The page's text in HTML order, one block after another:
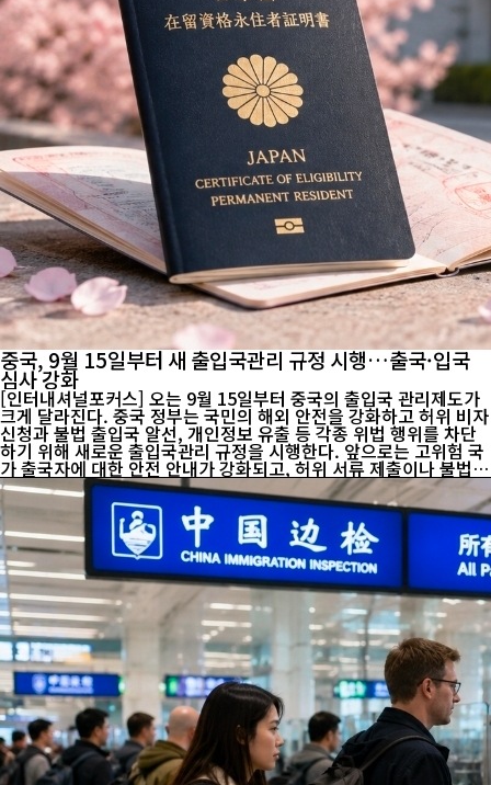
중국, 9월 15일부터 새 출입국관리 규정 시행…출국·입국
심사 강화
[인터내셔널포커스] 오는 9월 15일부터 중국의 출입국 관리제도가
크게 달라진다. 중국 정부는 국민의 해외 안전을 강화하고 허위 비자
신청과 불법 출입국 알선, 개인정보 유출 등 각종 위법 행위를 차단
하기 위해 새로운 출입국관리 규정을 시행한다. 앞으로는 고위험 국
가 출국자에 대한 안전 안내가 강화되고, 허위 서류 제출이나 불법
중개 행위에 대한 처벌도 한층 엄격해질 전망이다. 중국 국무원이 발
표한 새 규정은 출국·입국 심사뿐 아니라 비자 발급, 체류 관리, 출입
국 중개업 운영 기준까지 폭넓게 정비한 것이 특징이다. 이번 제도의
핵심은 ▲중국 국민의 해외 안전관리 강화 ▲출입국 신청의 진위 확
인 강화 ▲외국인의 입국 심사 강화 ▲출입국 중개업 관리체계 구축
등 네 가지로 요약된다. 우선 정부는 해외 전쟁이나 무력충돌, 테러,
사회 불안, 자연재해, 감염병 확산 등 위험 상황을 종합적으...